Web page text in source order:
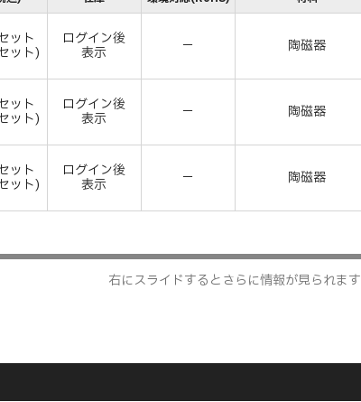
ット
ット)
ログイン後
表示 － 陶磁器
ット
ット)
ログイン後
表示 － 陶磁器
ット
ット)
ログイン後
表示 － 陶磁器
右にスライドするとさらに情報が見られます